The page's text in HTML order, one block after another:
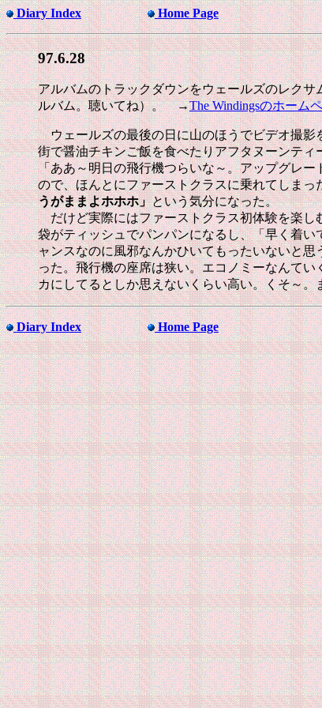
Diary Index Home Page
97.6.28
アルバムのトラックダウンをウェールズのレク
ルバム。聴いてね）。 →The Windingsのホーム
ウェールズの最後の日に山のほうでビデオ撮影
街で醤油チキンご飯を食べたりアフタヌーンテ
「ああ～明日の飛行機つらいな～。アップグレ
ので、ほんとにファーストクラスに乗れてしま
うがままよホホホ」という気分になった。
だけど実際にはファーストクラス初体験を楽し
袋がティッシュでパンパンになるし、「早く着
ャンスなのに風邪なんかひいてもったいないと
った。飛行機の座席は狭い。エコノミーなんて
カにしてるとしか思えないくらい高い。くそ～
Diary Index Home Page